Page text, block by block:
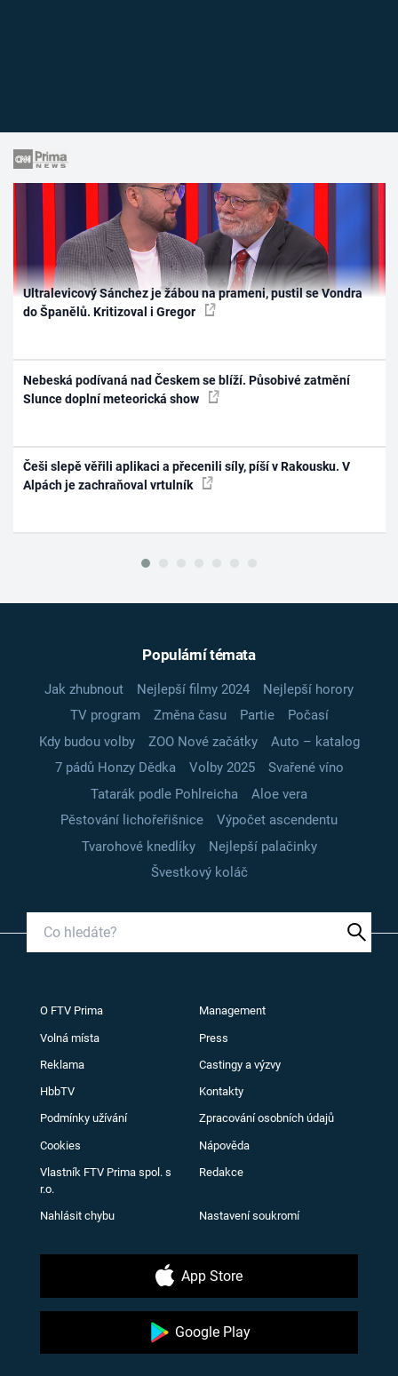
Ultralevicový Sánchez je žábou na prameni, pustil se Vondra
do Španělů. Kritizoval i Gregor
Nebeská podívaná nad Českem se blíží. Působivé zatmění
Slunce doplní meteorická show
Češi slepě věřili aplikaci a přecenili síly, píší v Rakousku. V
Alpách je zachraňoval vrtulník
Populární témata
Jak zhubnout Nejlepší filmy 2024
Nejlepší horory
TV program
Změna času Partie
Počasí
Kdy budou volby
ZOO Nové začátky
Auto – katalog
7 pádů Honzy Dědka
Volby 2025
Svařené víno
Tatarák podle Pohlreicha
Aloe vera
Pěstování lichořeřišnice
Výpočet ascendentu
Tvarohové knedlíky
Nejlepší palačinky
Švestkový koláč
O FTV Prima Management
Volná místa Press
Reklama Castingy a výzvy
HbbTV Kontakty
Podmínky užívání Zpracování osobních údajů
Cookies Nápověda
Vlastník FTV Prima spol. s
r.o.
Redakce
Nahlásit chybu Nastavení soukromí
App Store
Google Play